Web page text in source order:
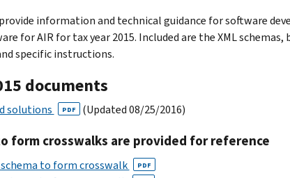
information and technical guidance for software
for AIR for tax year 2015. Included are the XML schemas,
specific instructions.
documents
solutions PDF (Updated 08/25/2016)
form crosswalks are provided for reference
to form crosswalk PDF